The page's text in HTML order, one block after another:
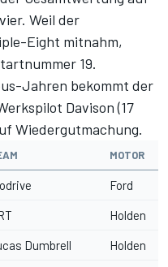
Weil der
Eight mitnahm,
19.
Jahren bekommt der
Davison (17
Wiedergutmachung.
MOTOR
Ford
Holden
Dumbrell Holden